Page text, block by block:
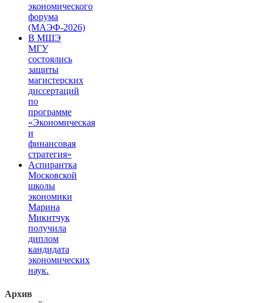
экономического
форума
(МАЭФ-2026)
В МШЭ
МГУ
состоялись
защиты
магистерских
диссертаций
по
программе
«Экономическая
и
финансовая
стратегия»
Аспирантка
Московской
школы
экономики
Марина
Микитчук
получила
диплом
кандидата
экономических
наук.
Архив